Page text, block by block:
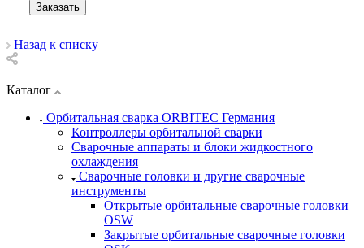
Заказать
Назад к списку
Каталог
Орбитальная сварка ORBITEC Германия
Контроллеры орбитальной сварки
Сварочные аппараты и блоки жидкостного
охлаждения
Сварочные головки и другие сварочные
инструменты
Открытые орбитальные сварочные головки
OSW
Закрытые орбитальные сварочные головки